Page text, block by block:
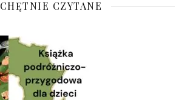
CHĘTNIE CZYTANE